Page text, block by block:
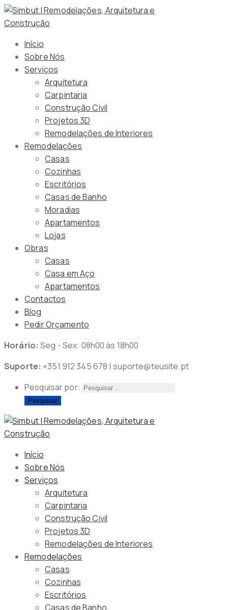
Início
Sobre Nós
Serviços
Arquitetura
Carpintaria
Construção Civil
Projetos 3D
Remodelações de Interiores
Remodelações
Casas
Cozinhas
Escritórios
Casas de Banho
Moradias
Apartamentos
Lojas
Obras
Casas
Casa em Aço
Apartamentos
Contactos
Blog
Pedir Orçamento
Horário: Seg - Sex: 08h00 às 18h00
Suporte: +351 912 345 678 | suporte@teusite.pt
Pesquisar por:
Início
Sobre Nós
Serviços
Arquitetura
Carpintaria
Construção Civil
Projetos 3D
Remodelações de Interiores
Remodelações
Casas
Cozinhas
Escritórios
Casas de Banho